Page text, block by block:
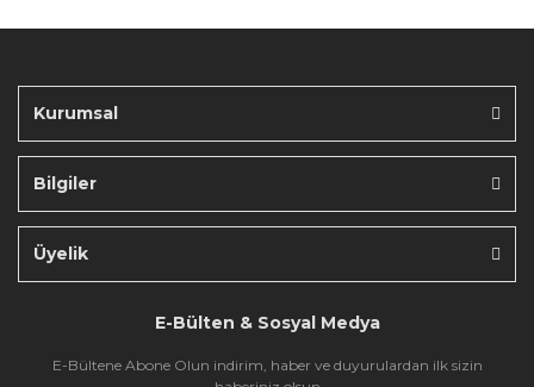
Kurumsal
Bilgiler
Üyelik
E-Bülten & Sosyal Medya
E-Bültene Abone Olun indirim, haber ve duyurulardan ilk sizin